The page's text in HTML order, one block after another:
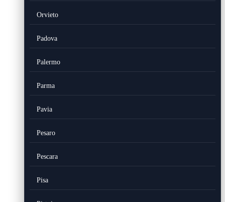
Orvieto
Padova
Palermo
Parma
Pavia
Pesaro
Pescara
Pisa